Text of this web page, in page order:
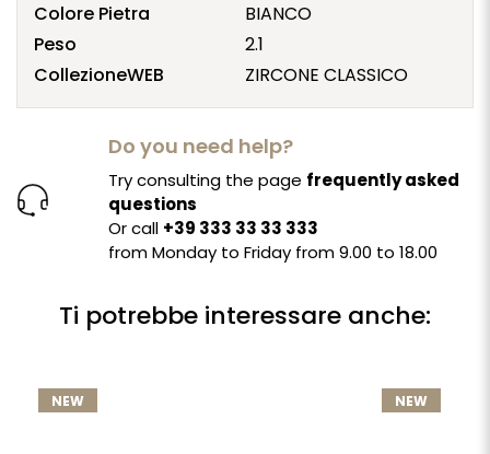
Colore Pietra
BIANCO
Peso
2.1
CollezioneWEB
ZIRCONE CLASSICO
Do you need help?
Try consulting the page frequently asked
questions
Or call +39 333 33 33 333
from Monday to Friday from 9.00 to 18.00
Ti potrebbe interessare anche:
NEW NEW